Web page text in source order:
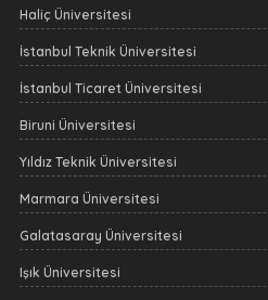
Haliç Üniversitesi
İstanbul Teknik Üniversitesi
İstanbul Ticaret Üniversitesi
Biruni Üniversitesi
Yıldız Teknik Üniversitesi
Marmara Üniversitesi
Galatasaray Üniversitesi
Işık Üniversitesi